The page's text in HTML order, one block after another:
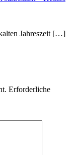
Jahreszeit […]
Erforderliche